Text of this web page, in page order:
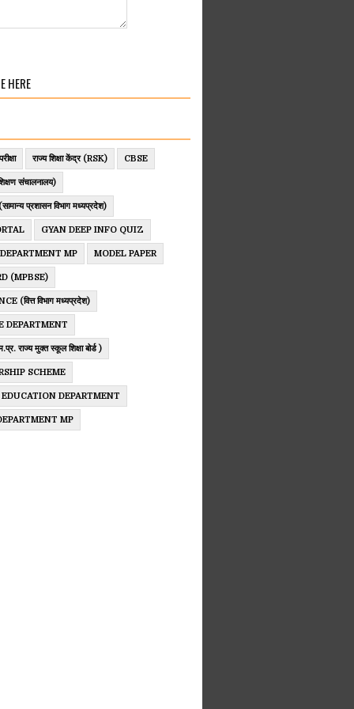
HERE
राज्य शिक्षा केंद्र (RSK) CBSE
संचालनालय)
प्रशासन विभाग मध्यप्रदेश)
GYAN DEEP INFO QUIZ
MP MODEL PAPER
(MPBSE)
(वित्त विभाग मध्यप्रदेश)
DEPARTMENT
राज्य मुक्त स्कूल शिक्षा बोर्ड )
SCHEME
DEPARTMENT
MP